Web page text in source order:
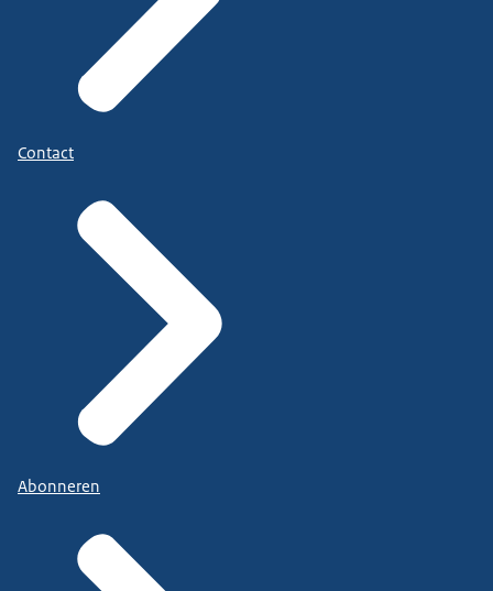
Contact
Abonneren